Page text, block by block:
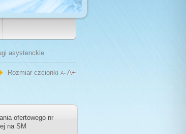
asystenckie
Rozmiar czcionki A-A+
ofertowego nr
na SM